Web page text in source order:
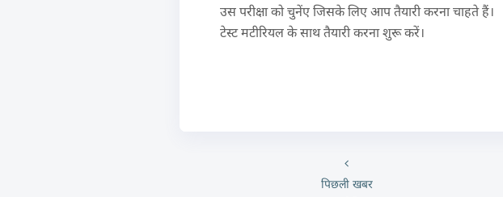
उस परीक्षा को चुनेंए जिसके लिए आप तैयारी करना चाहते हैं।
टेस्ट मटीरियल के साथ तैयारी करना शुरू करें।
पिछली खबर